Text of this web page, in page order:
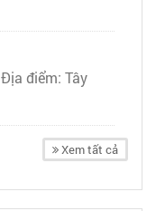
Địa điểm: Tây
Xem tất cả